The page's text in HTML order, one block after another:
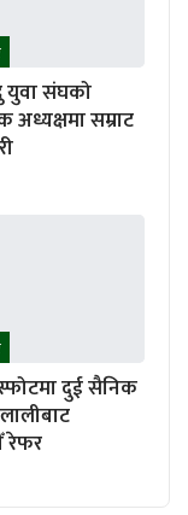
युवा संघको
अध्यक्षमा सम्राट
दुई सैनिक
रेफर